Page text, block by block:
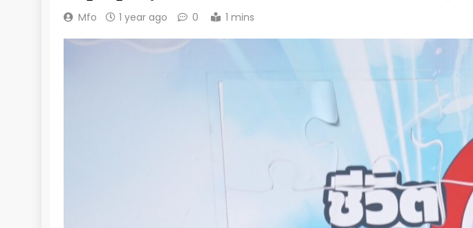
Mfo 1 year ago 0 1 mins